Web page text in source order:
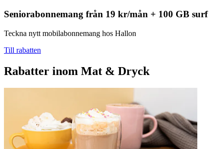
Seniorabonnemang från 19 kr/mån + 100 GB surf
Teckna nytt mobilabonnemang hos Hallon
Till rabatten
Rabatter inom Mat & Dryck